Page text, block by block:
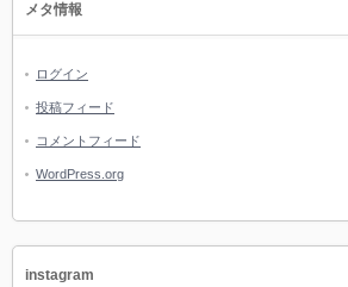
メタ情報
ログイン
投稿フィード
コメントフィード
WordPress.org
instagram